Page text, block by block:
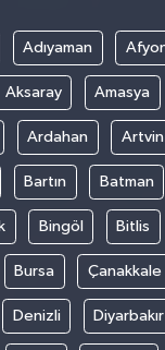
Adıyaman
Aksaray Amasya
Ardahan Artvin
Bartın Batman
Bingöl Bitlis
Bursa Çanakkale
Denizli Diyarbakır